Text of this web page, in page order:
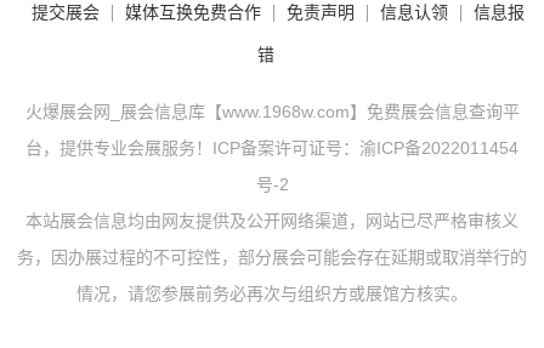
提交展会 媒体互换免费合作 免责声明 信息认领 信息报
错
火爆展会网_展会信息库【www.1968w.com】免费展会信息查询平
台，提供专业会展服务！ICP备案许可证号： 渝ICP备2022011454
号-2
本站展会信息均由网友提供及公开网络渠道，网站已尽严格审核义
务，因办展过程的不可控性，部分展会可能会存在延期或取消举行的
情况，请您参展前务必再次与组织方或展馆方核实。